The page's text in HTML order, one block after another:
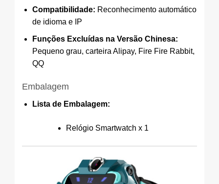
Compatibilidade: Reconhecimento automático
de idioma e IP
Funções Excluídas na Versão Chinesa:
Pequeno grau, carteira Alipay, Fire Fire Rabbit,
QQ
Embalagem
Lista de Embalagem:
Relógio Smartwatch x 1